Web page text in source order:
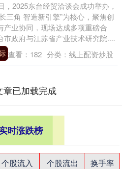
，2025东台经贸洽谈会成功举办，
三角 智造新引擎”为核心，聚焦创
产业协同，现场达成多项重磅合
市政府与江苏省产业技术研究院....
查看： 182 分类： 线上配资炒股
章已加载完成
时涨跌榜
个股流入 个股流出
换手率